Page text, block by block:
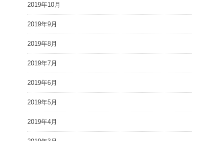
2019年10月
2019年9月
2019年8月
2019年7月
2019年6月
2019年5月
2019年4月